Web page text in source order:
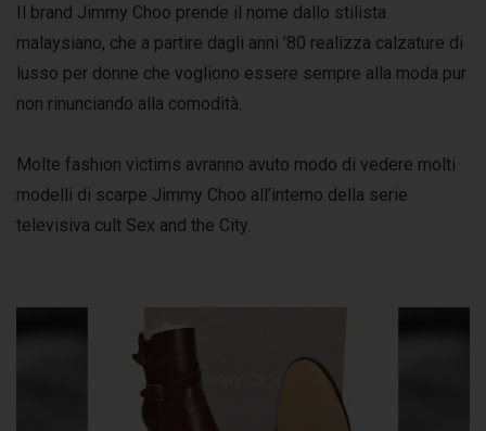
Il brand Jimmy Choo prende il nome dallo stilista
malaysiano, che a partire dagli anni ’80 realizza calzature di
lusso per donne che vogliono essere sempre alla moda pur
non rinunciando alla comodità.
Molte fashion victims avranno avuto modo di vedere molti
modelli di scarpe Jimmy Choo all’interno della serie
televisiva cult Sex and the City.